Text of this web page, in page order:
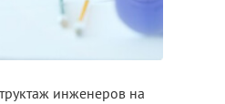
инженеров на